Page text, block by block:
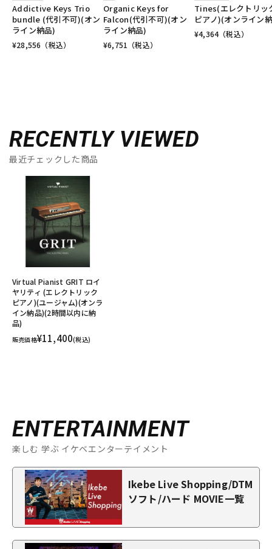
Addictive Keys Trio
bundle (代引不可)(オン
ライン納品)
¥28,556 （税込）
Organic Keys for
Falcon(代引不可)(オン
ライン納品)
¥6,751 （税込）
Tines(エレクトリッ
ピアノ)(オンライン
¥4,364（税込）
RECENTLY VIEWED
最近チェックした商品
Virtual Pianist GRIT ロイ
ヤリティ (エレクトリック
ピアノ)(ユージャム)(オンラ
イン納品)(2時間以内に納
品)
販売価格¥11,400(税込)
ENTERTAINMENT
楽しむ 学ぶ イケベエンターテイメント
Ikebe Live Shopping/DTM
ソフト/ハード MOVIE一覧